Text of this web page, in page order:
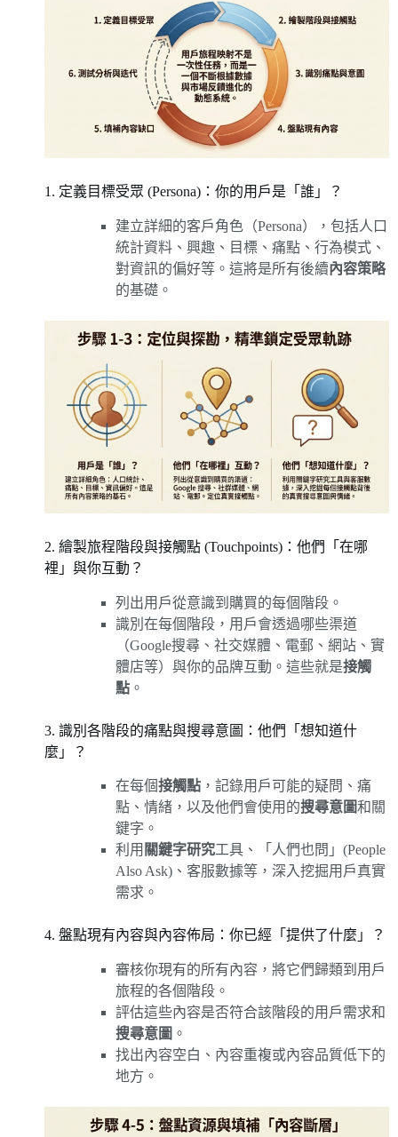
1. 定義目標受眾 (Persona)：你的用戶是「誰」？
建立詳細的客戶角色（Persona），包括人口
統計資料、興趣、目標、痛點、行為模式、
對資訊的偏好等。這將是所有後續內容策略
的基礎。
2. 繪製旅程階段與接觸點 (Touchpoints)：他們「在哪
裡」與你互動？
列出用戶從意識到購買的每個階段。
識別在每個階段，用戶會透過哪些渠道
（Google搜尋、社交媒體、電郵、網站、實
體店等）與你的品牌互動。這些就是接觸
點 。
3. 識別各階段的痛點與搜尋意圖：他們「想知道什
麼」？
在每個接觸點 ，記錄用戶可能的疑問、痛
點、情緒，以及他們會使用的搜尋意圖和關
鍵字。
利用 關鍵字研究工具、「人們也問」(People
Also Ask)、客服數據等，深入挖掘用戶真實
需求。
4. 盤點現有內容與內容佈局：你已經「提供了什麼」？
審核你現有的所有內容，將它們歸類到用戶
旅程的各個階段。
評估這些內容是否符合該階段的用戶需求和
搜尋意圖 。
找出內容空白、內容重複或內容品質低下的
地方。